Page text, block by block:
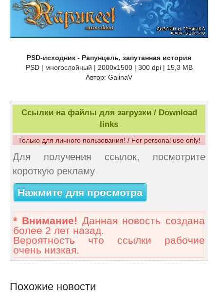
PSD-исходник - Рапунцель, запутанная история
PSD | многослойный | 2000x1500 | 300 dpi | 15,3 MB
Автор: GalinaV
Ссылки на файлы для загрузки / Download
links
Только для личного пользования! / For personal use only!
Для получения ссылок, посмотрите
короткую рекламу
Нажмите для просмотра
* Внимание! Данная новость создана
более 2 лет назад.
Вероятность что ссылки рабочие
очень низкая.
Похожие новости